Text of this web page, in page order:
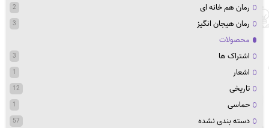
رمان هم خانه ای 2
رمان هیجان انگیز 3
محصولات
اشتراک ها
3
اشعار 1
تاریخی 12
حماسی 1
دسته بندی نشده 57